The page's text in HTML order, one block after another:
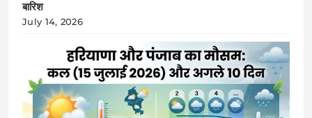
बारिश
July 14, 2026